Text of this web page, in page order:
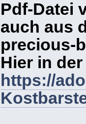
Pdf-Datei
auch aus
precious-
Hier in
https://